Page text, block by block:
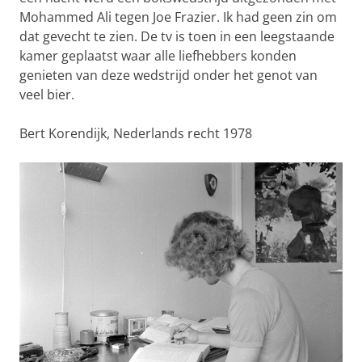
Mohammed Ali tegen Joe Frazier. Ik had geen zin om
dat gevecht te zien. De tv is toen in een leegstaande
kamer geplaatst waar alle liefhebbers konden
genieten van deze wedstrijd onder het genot van
veel bier.
Bert Korendijk, Nederlands recht 1978